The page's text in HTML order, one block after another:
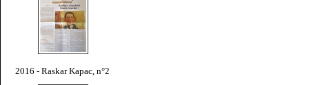
2016 - Raskar Kapac, n°2